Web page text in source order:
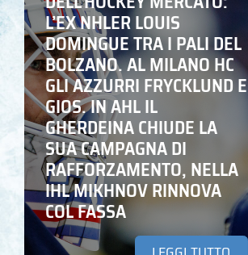
L’EX NHLER LOUIS
DOMINGUE TRA I PALI DEL
BOLZANO. AL MILANO HC
GLI AZZURRI FRYCKLUND E
GIOS. IN AHL IL
GHERDEINA CHIUDE LA
SUA CAMPAGNA DI
RAFFORZAMENTO, NELLA
IHL MIKHNOV RINNOVA
COL FASSA